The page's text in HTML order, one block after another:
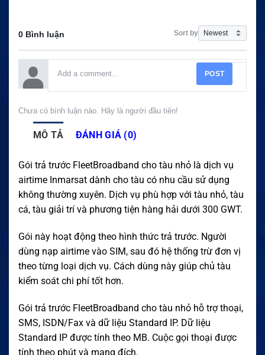
0 Bình luận Sort by
POST
Chưa có bình luận nào. Hãy là người đầu tiên!
MÔ TẢ ĐÁNH GIÁ (0)
Gói trả trước FleetBroadband cho tàu nhỏ là dịch vụ
airtime Inmarsat dành cho tàu có nhu cầu sử dụng
không thường xuyên. Dịch vụ phù hợp với tàu nhỏ, tàu
cá, tàu giải trí và phương tiện hàng hải dưới 300 GWT.
Gói này hoạt động theo hình thức trả trước. Người
dùng nạp airtime vào SIM, sau đó hệ thống trừ đơn vị
theo từng loại dịch vụ. Cách dùng này giúp chủ tàu
kiểm soát chi phí tốt hơn.
Gói trả trước FleetBroadband cho tàu nhỏ hỗ trợ thoại,
SMS, ISDN/Fax và dữ liệu Standard IP. Dữ liệu
Standard IP được tính theo MB. Cuộc gọi thoại được
tính theo phút và mạng đích.